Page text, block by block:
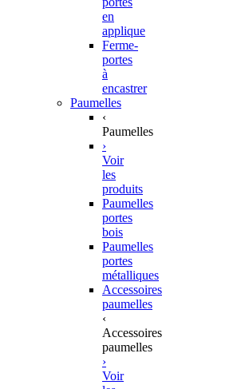
en
applique
Ferme-
portes
à
encastrer
Paumelles
‹
Paumelles
›
Voir
les
produits
Paumelles
portes
bois
Paumelles
portes
métalliques
Accessoires
paumelles
‹
Accessoires
paumelles
›
Voir